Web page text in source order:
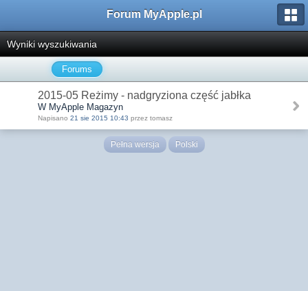
Forum MyApple.pl
Wyniki wyszukiwania
Forums
2015-05 Reżimy - nadgryziona część jabłka
W MyApple Magazyn
Napisano 21 sie 2015 10:43 przez tomasz
Pełna wersja Polski